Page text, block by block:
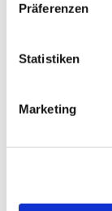
Präferenzen
Statistiken
Marketing